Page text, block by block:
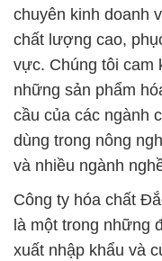
chuyên kinh doanh
chất lượng cao,
vực. Chúng tôi cam
những sản phẩm
cầu của các ngành
dùng trong nông
và nhiều ngành
Công ty hóa chất
là một trong những
xuất nhập khẩu và